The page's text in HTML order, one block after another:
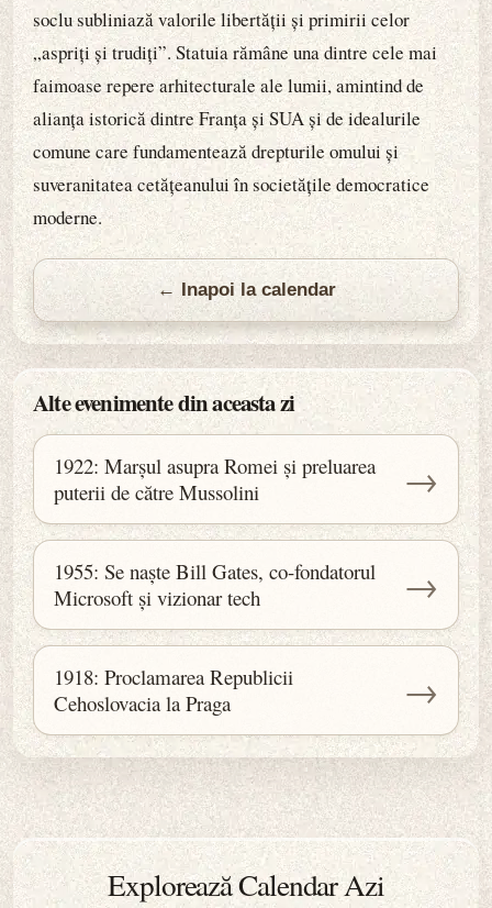
soclu subliniază valorile libertății și primirii celor
„aspriți și trudiți”. Statuia rămâne una dintre cele mai
faimoase repere arhitecturale ale lumii, amintind de
alianța istorică dintre Franța și SUA și de idealurile
comune care fundamentează drepturile omului și
suveranitatea cetățeanului în societățile democratice
moderne.
← Inapoi la calendar
Alte evenimente din aceasta zi
1922: Marșul asupra Romei și preluarea
puterii de către Mussolini
→
1955: Se naște Bill Gates, co-fondatorul
Microsoft și vizionar tech
→
1918: Proclamarea Republicii
Cehoslovacia la Praga
→
Explorează Calendar Azi